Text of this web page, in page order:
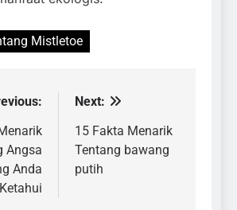
Mistletoe
Angsa
Anda
Ketahui
Next:
15 Fakta Menarik
Tentang bawang
putih